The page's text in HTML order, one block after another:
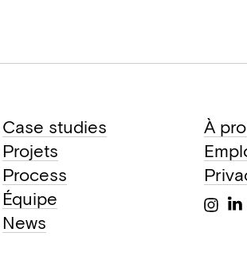
Case studies
Projets
Process
Équipe
News
À